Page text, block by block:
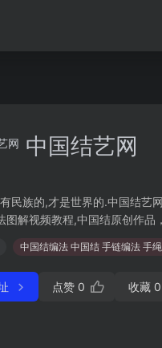
中国结艺网
民族的,才是世界的.中国结艺
图解视频教程,中国结原创作品
中国结编法 中国结 手链编法 手
点赞 0 收藏 0